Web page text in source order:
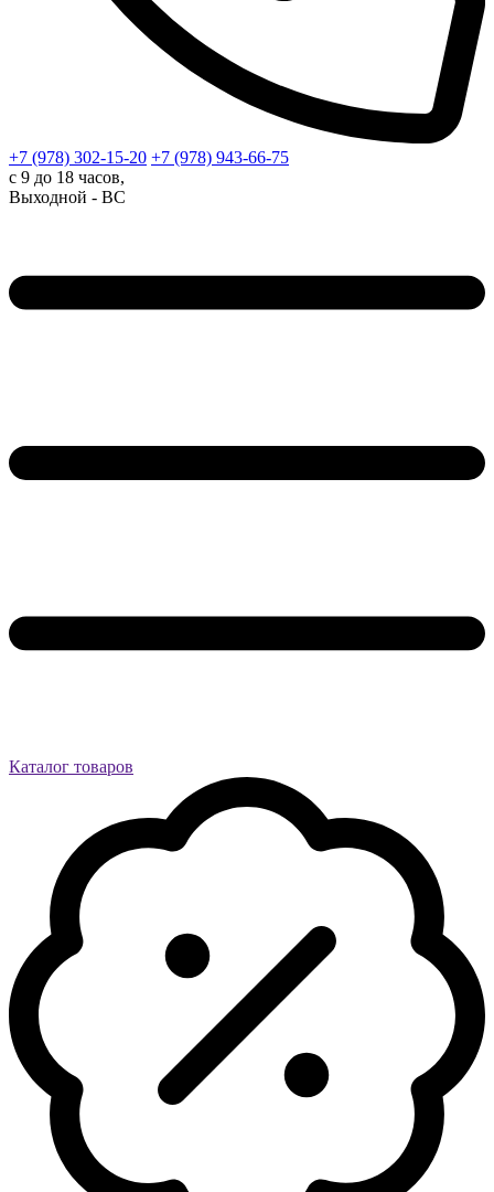
+7 (978) 302-15-20 +7 (978) 943-66-75
с 9 до 18 часов,
Выходной - ВС
Каталог товаров